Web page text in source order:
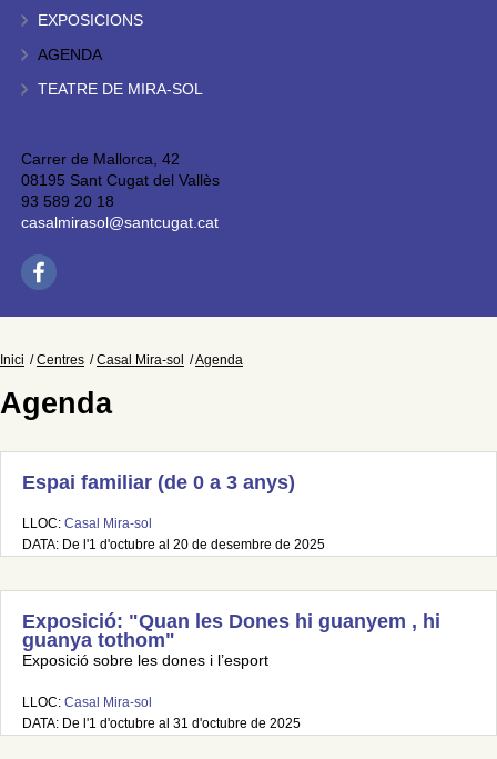
EXPOSICIONS
AGENDA
TEATRE DE MIRA-SOL
Carrer de Mallorca, 42
08195 Sant Cugat del Vallès
93 589 20 18
casalmirasol@santcugat.cat
Inici Centres Casal Mira-sol Agenda
Agenda
Espai familiar (de 0 a 3 anys)
LLOC: Casal Mira-sol
DATA: De l'1 d'octubre al 20 de desembre de 2025
Exposició: "Quan les Dones hi guanyem , hi
guanya tothom"
Exposició sobre les dones i l’esport
LLOC: Casal Mira-sol
DATA: De l'1 d'octubre al 31 d'octubre de 2025